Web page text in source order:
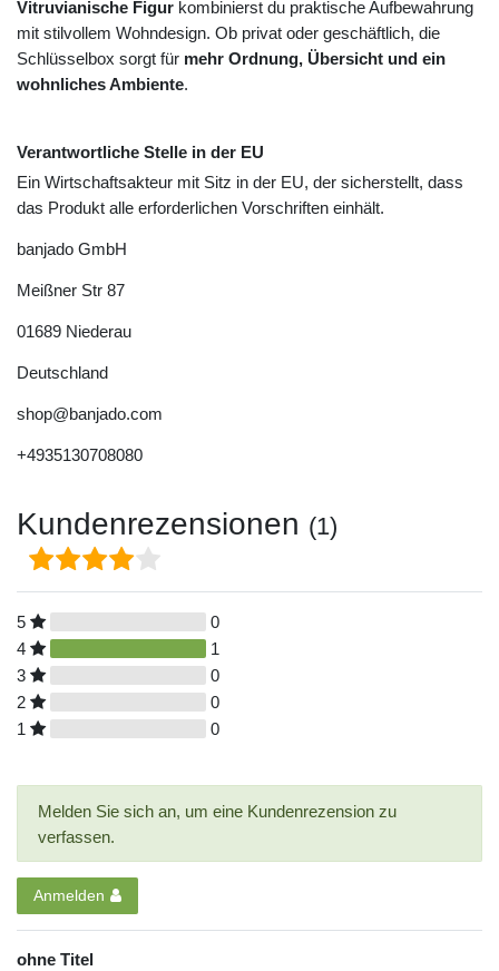
Vitruvianische Figur kombinierst du praktische Aufbewahrung
mit stilvollem Wohndesign. Ob privat oder geschäftlich, die
Schlüsselbox sorgt für mehr Ordnung, Übersicht und ein
wohnliches Ambiente.
Verantwortliche Stelle in der EU
Ein Wirtschaftsakteur mit Sitz in der EU, der sicherstellt, dass
das Produkt alle erforderlichen Vorschriften einhält.
banjado GmbH
Meißner Str 87
01689 Niederau
Deutschland
shop@banjado.com
+4935130708080
Kundenrezensionen (1)
5
0
4
1
3
0
2
0
1
0
Melden Sie sich an, um eine Kundenrezension zu
verfassen.
Anmelden
ohne Titel